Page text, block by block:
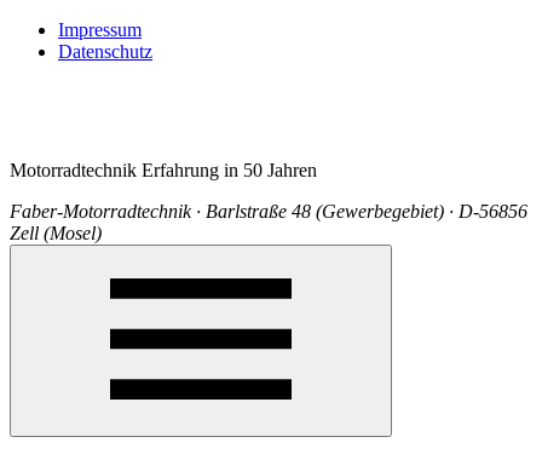
Impressum
Datenschutz
Motorradtechnik Erfahrung in 50 Jahren
Faber-Motorradtechnik · Barlstraße 48 (Gewerbegebiet) · D-56856
Zell (Mosel)